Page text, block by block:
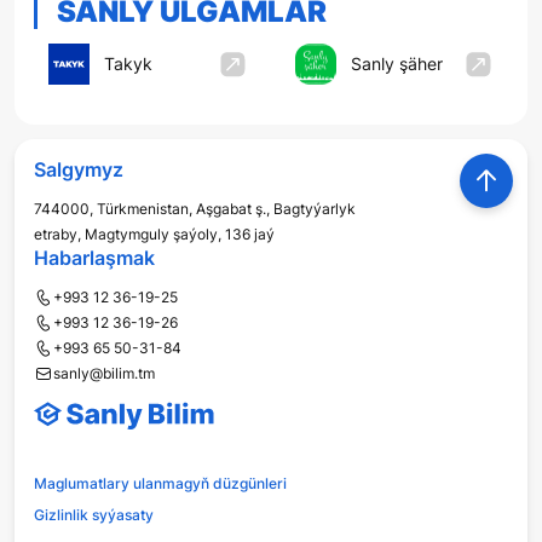
SANLY ULGAMLAR
Takyk Sanly şäher
Maglumatlary ulanmagyň düzgünleri
Gizlinlik syýasaty
Habarlaşmak
+993 12 36-19-25
+993 12 36-19-26
+993 65 50-31-84
sanly@bilim.tm
Salgymyz
744000, Türkmenistan, Aşgabat ş., Bagtyýarlyk
etraby, Magtymguly şaýoly, 136 jaý